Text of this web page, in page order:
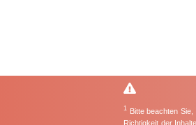
1 Bitte beachten
Richtigkeit der